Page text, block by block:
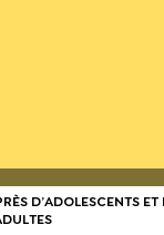
D’ADOLESCENTS ET